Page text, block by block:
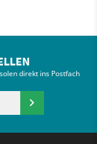
direkt ins Postfach